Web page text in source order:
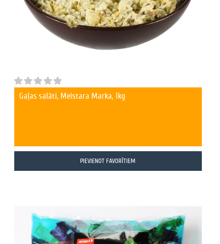
Gaļas salāti, Meistara Marka, 1kg
PIEVIENOT FAVORĪTIEM